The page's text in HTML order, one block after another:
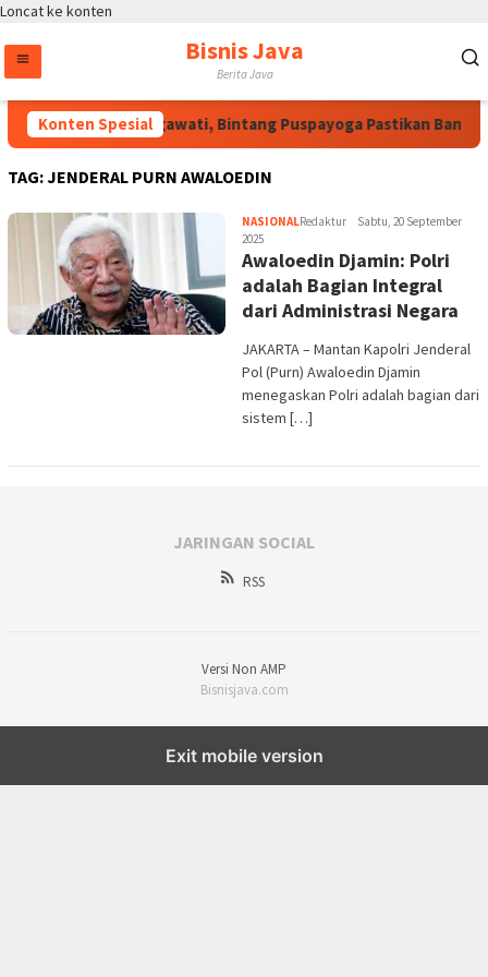
Loncat ke konten
Bisnis Java
Berita Java
Konten Spesial
Atas Arahan Megawati, Bintang Puspayoga Pastikan Bang
TAG:JENDERAL PURN AWALOEDIN
NASIONALRedaktur
Sabtu, 20 September
2025
Awaloedin Djamin: Polri
adalah Bagian Integral
dari Administrasi Negara
JAKARTA – Mantan Kapolri Jenderal
Pol (Purn) Awaloedin Djamin
menegaskan Polri adalah bagian dari
sistem […]
JARINGAN SOCIAL
RSS
Versi Non AMP
Bisnisjava.com
Exit mobile version